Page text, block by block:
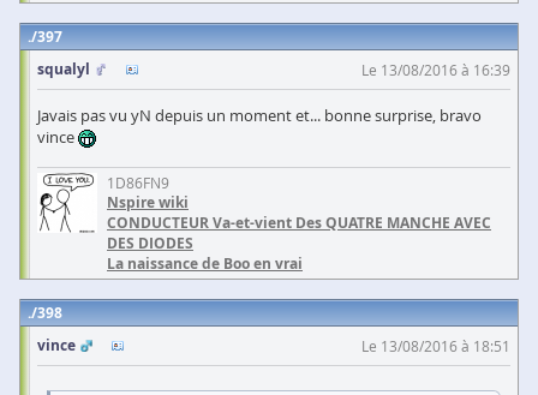
397
squalyl
Le 13/08/2016 à 16:39
Javais pas vu yN depuis un moment et... bonne surprise, bravo
vince
1D86FN9
Nspire wiki
CONDUCTEUR Va-et-vient Des QUATRE MANCHE AVEC
DES DIODES
La naissance de Boo en vrai
398
vince
Le 13/08/2016 à 18:51